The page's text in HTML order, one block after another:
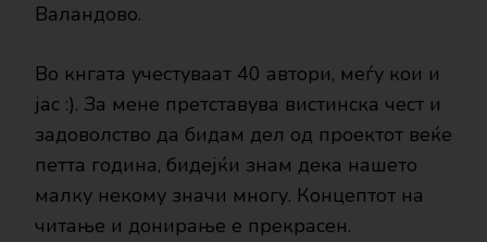
Валандово.
Во кнгата учестуваат 40 автори, меѓу кои и
јас :). За мене претставува вистинска чест и
задоволство да бидам дел од проектот веќе
петта година, бидејќи знам дека нашето
малку некому значи многу. Концептот на
читање и донирање е прекрасен.